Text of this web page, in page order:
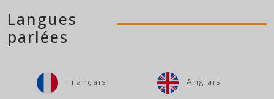
Langues
parlées
Français Anglais